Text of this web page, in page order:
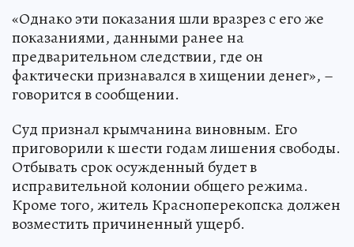
«Однако эти показания шли вразрез с его же
показаниями, данными ранее на
предварительном следствии, где он
фактически признавался в хищении денег», –
говорится в сообщении.
Суд признал крымчанина виновным. Его
приговорили к шести годам лишения свободы.
Отбывать срок осужденный будет в
исправительной колонии общего режима.
Кроме того, житель Красноперекопска должен
возместить причиненный ущерб.